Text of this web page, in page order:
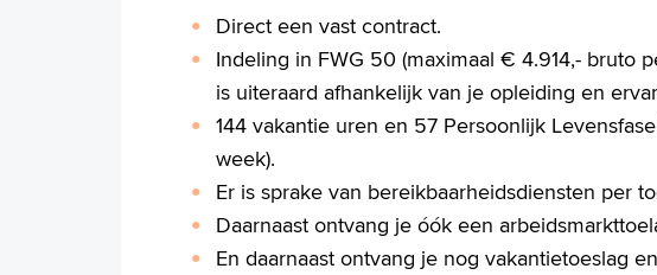
Direct een vast contract.
Indeling in FWG 50 (maximaal € 4.914,- bruto
is uiteraard afhankelijk van je opleiding en
144 vakantie uren en 57 Persoonlijk
week).
Er is sprake van bereikbaarheidsdiensten per
Daarnaast ontvang je óók een
En daarnaast ontvang je nog vakantietoeslag